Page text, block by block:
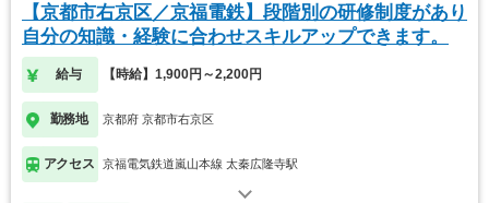
【京都市右京区／京福電鉄】段階別の研修制度があり
自分の知識・経験に合わせスキルアップできます。
給与 【時給】1,900円～2,200円
勤務地 京都府 京都市右京区
アクセス 京福電気鉄道嵐山本線 太秦広隆寺駅